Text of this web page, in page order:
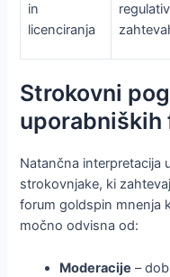
in
licenciranja
Strokovni
uporabniških
Natančna interpretacija
strokovnjake, ki
forum goldspin mnenja
močno odvisna od:
Moderacije –